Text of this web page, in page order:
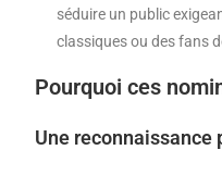
séduire un public
classiques ou des fans
Pourquoi ces
Une reconnaissance